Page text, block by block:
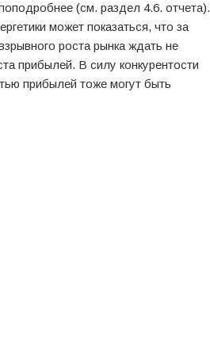
(см. раздел 4.6. отчета).
может показаться, что за
роста рынка ждать не
прибылей. В силу конкурентости
прибылей тоже могут быть